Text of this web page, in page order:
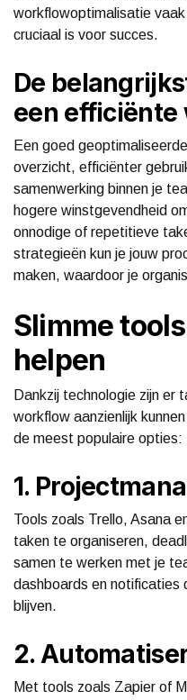
workflowoptimalisatie
cruciaal is voor succes.
De
een
Een goed
overzicht, efficiënter
samenwerking binnen je
hogere winstgevendheid
onnodige of repetitieve
strategieën kun je jouw
maken, waardoor je
Slimme
helpen
Dankzij technologie zijn er
workflow aanzienlijk
de meest populaire opties:
1.
Tools zoals Trello, Asana
taken te organiseren,
samen te werken met je
dashboards en notificaties
blijven.
2.
Met tools zoals Zapier of